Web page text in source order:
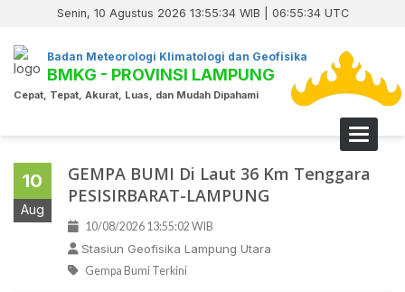
Senin, 10 Agustus 2026 13:55:34 WIB | 06:55:34 UTC
Badan Meteorologi Klimatologi dan Geofisika
BMKG - PROVINSI LAMPUNG
Cepat, Tepat, Akurat, Luas, dan Mudah Dipahami
Toggle
10
Aug
GEMPA BUMI Di Laut 36 Km Tenggara
PESISIRBARAT-LAMPUNG
10/08/2026 13:55:02 WIB
Stasiun Geofisika Lampung Utara
Gempa Bumi Terkini